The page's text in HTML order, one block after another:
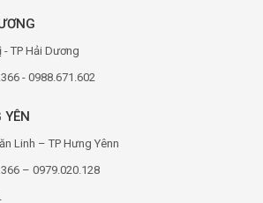
TP Hải Dương
- 0988.671.602
YÊN
Linh – TP Hưng Yênn
– 0979.020.128